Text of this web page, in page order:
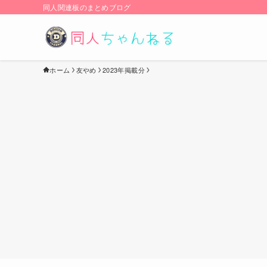
同人関連板のまとめブログ
ホーム 友やめ 2023年掲載分